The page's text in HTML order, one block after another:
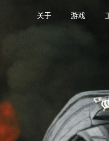
关于 游戏